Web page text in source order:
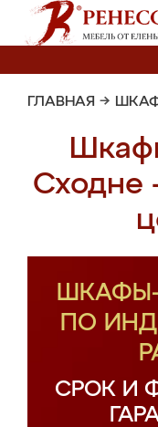
ГЛАВНАЯ →
Сходне
ШКАФЫ-
ПО
СРОК И